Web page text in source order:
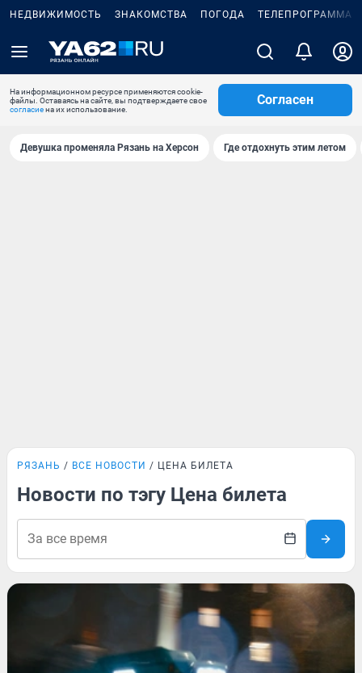
НЕДВИЖИМОСТЬ ЗНАКОМСТВА ПОГОДА ТЕЛЕПРОГРАММА
На информационном ресурсе применяются cookie-
файлы. Оставаясь на сайте, вы подтверждаете свое
согласиена их использование.
Согласен
Девушка променяла Рязань на Херсон Где отдохнуть этим летом
РЯЗАНЬ ВСЕ НОВОСТИ ЦЕНА БИЛЕТА
Новости по тэгу Цена билета